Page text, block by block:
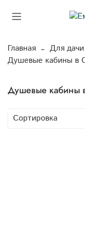
Главная Для дачи
Душевые кабины в
Душевые кабины